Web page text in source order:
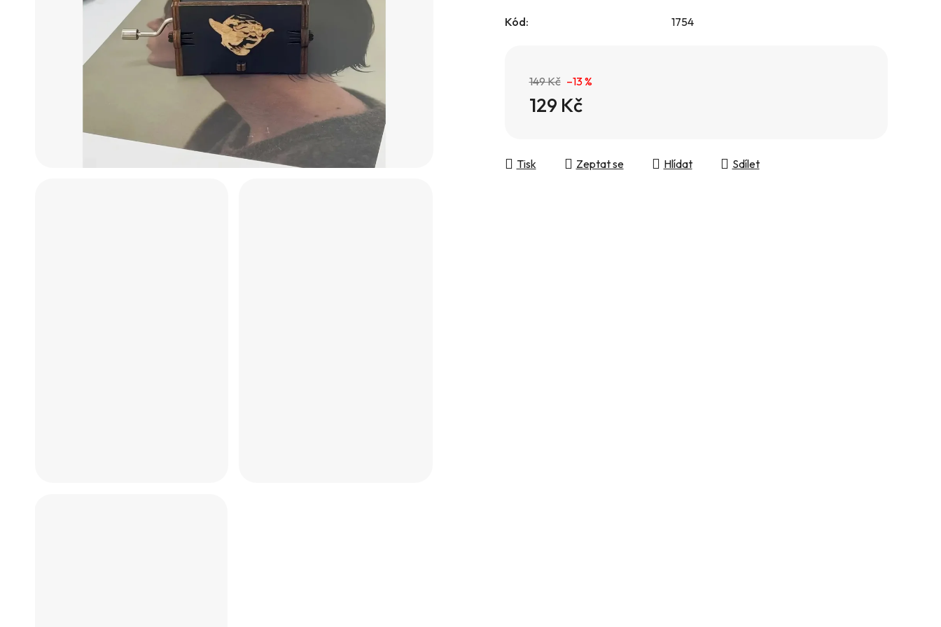
hvězdiček.
Kód: 1754
149 Kč –13 %
129 Kč
Tisk Zeptat se Hlídat Sdílet